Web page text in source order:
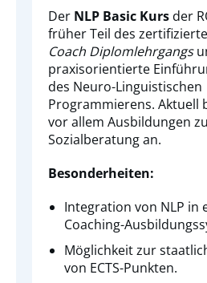
Der NLP Basic Kurs der
früher Teil des
Coach Diplomlehrgangs
praxisorientierte
des Neuro-Linguistischen
Programmierens. Aktuell
vor allem Ausbildungen
Sozialberatung an.
Besonderheiten:
Integration von NLP in
Coaching-
Möglichkeit zur
von ECTS-Punkten.